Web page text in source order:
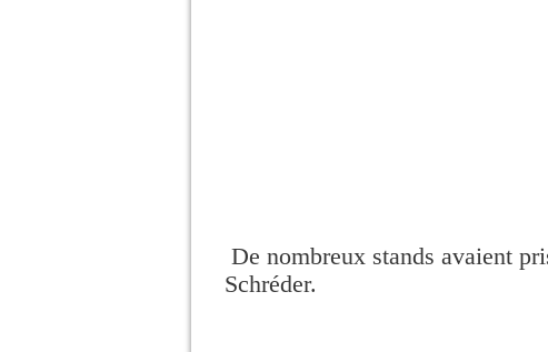
De nombreux stands avaient
Schréder.